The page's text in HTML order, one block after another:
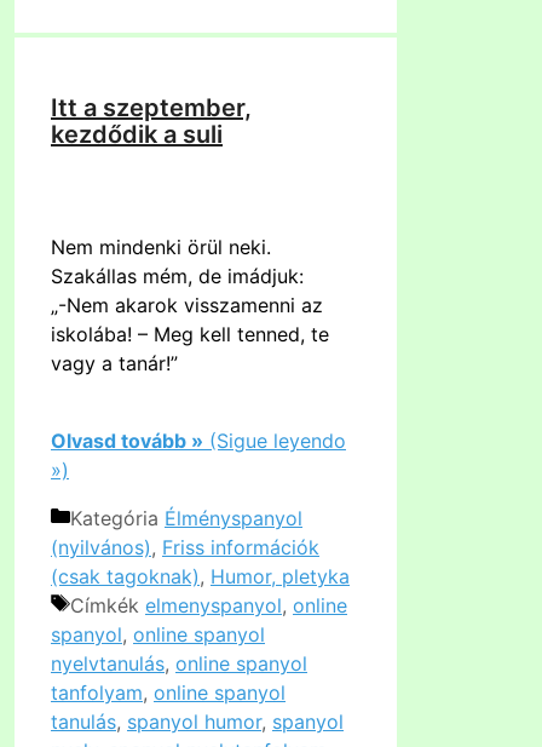
Itt a szeptember,
kezdődik a suli
Nem mindenki örül neki.
Szakállas mém, de imádjuk:
„-Nem akarok visszamenni az
iskolába! – Meg kell tenned, te
vagy a tanár!”
Olvasd tovább » (Sigue leyendo
»)
Kategória Élményspanyol
(nyilvános), Friss információk
(csak tagoknak), Humor, pletyka
Címkék elmenyspanyol, online
spanyol, online spanyol
nyelvtanulás, online spanyol
tanfolyam, online spanyol
tanulás, spanyol humor, spanyol